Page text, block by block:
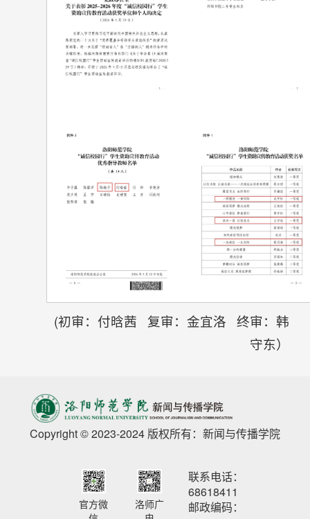
(初审：付晗茜 复审：金宜洛 终审：韩
守东）
Copyright © 2023-2024 版权所有：新闻与传播学院
官方微
洛师广
联系电话：
68618411
邮政编码：